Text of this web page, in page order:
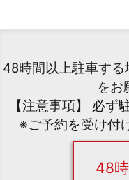
48時間以上駐車す
をお
【注意事項】 必ず
※ご予約を受け付
48